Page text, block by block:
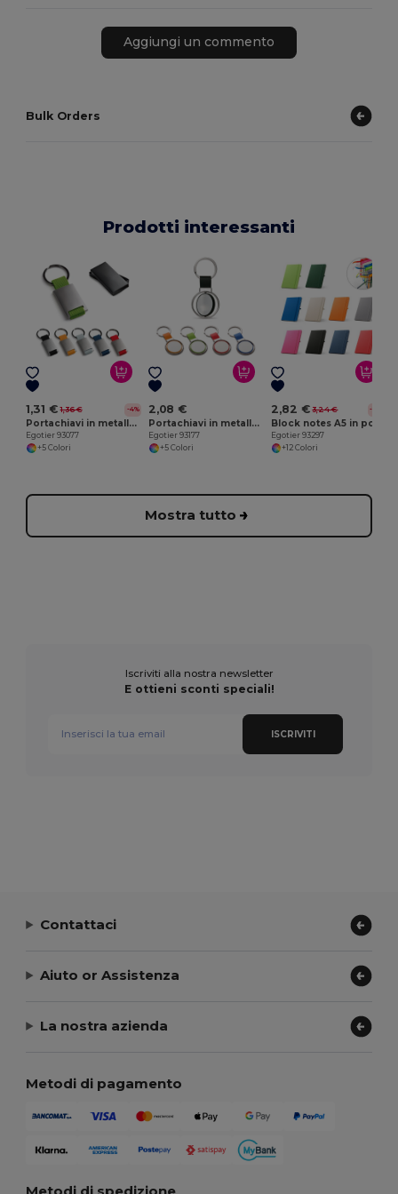
Aggiungi un commento
Bulk Orders
Prodotti interessanti
1,31 € 1,36 € -4%
Portachiavi in metallo e fettuccia
Egotier 93077
+5 Colori
2,08 €
Portachiavi in ​​metallo e PU
Egotier 93177
+5 Colori
2,82 € 3,24 € -13%
Egotier 93297
+12 Colori
Mostra tutto
Iscriviti alla nostra newsletter
E ottieni sconti speciali!
ISCRIVITI
Contattaci
Aiuto or Assistenza
La nostra azienda
Metodi di pagamento
Metodi di spedizione